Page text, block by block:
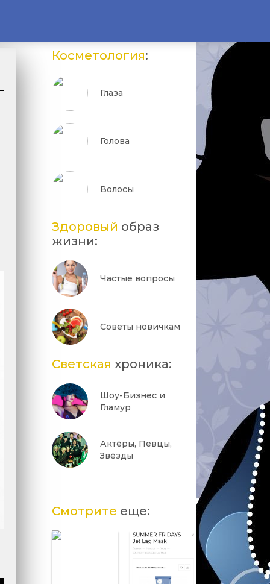
Косметология:
Глаза
Голова
Волосы
Здоровый образ
жизни:
Частые вопросы
Советы новичкам
Светская хроника:
Шоу-Бизнес и
Гламур
Актёры, Певцы,
Звёзды
Смотрите еще: